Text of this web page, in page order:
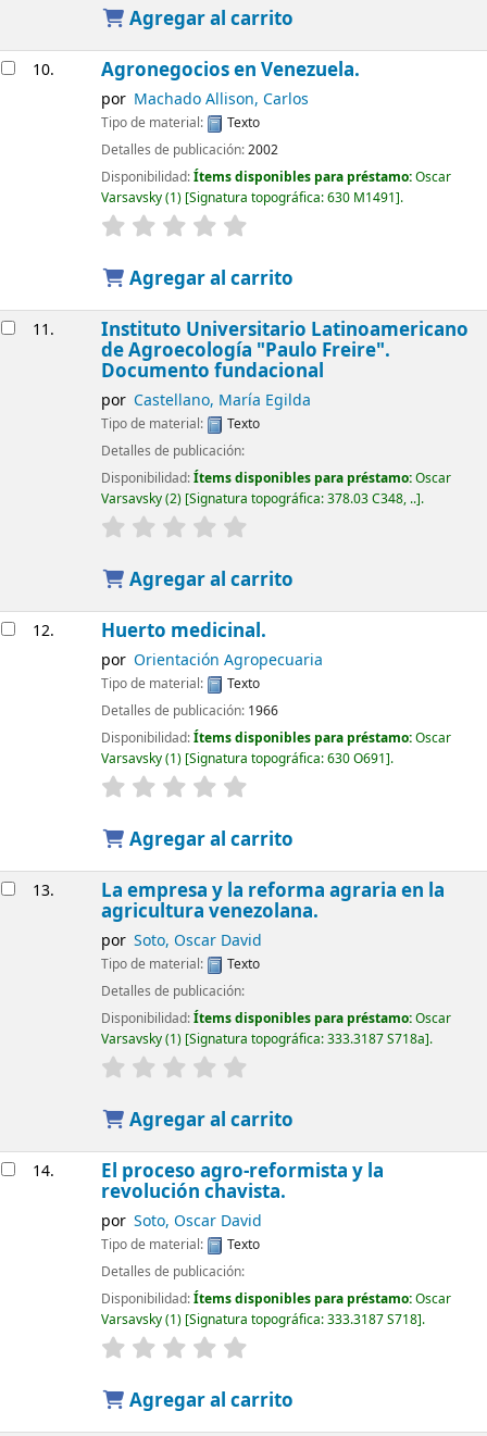
Agregar al carrito
10. Agronegocios en Venezuela.
por Machado Allison, Carlos
Tipo de material:
Texto
Detalles de publicación:2002
Disponibilidad:Ítems disponibles para préstamo:Oscar
Varsavsky(1) Signatura topográfica:630 M1491 .
Agregar al carrito
11. Instituto Universitario Latinoamericano
de Agroecología "Paulo Freire".
Documento fundacional
por Castellano, María Egilda
Tipo de material:
Texto
Detalles de publicación:
Disponibilidad:Ítems disponibles para préstamo:Oscar
Varsavsky(2) Signatura topográfica:378.03 C348, .. .
Agregar al carrito
12. Huerto medicinal.
por Orientación Agropecuaria
Tipo de material:
Texto
Detalles de publicación: 1966
Disponibilidad:Ítems disponibles para préstamo:Oscar
Varsavsky(1) Signatura topográfica:630 O691 .
Agregar al carrito
13. La empresa y la reforma agraria en la
agricultura venezolana.
por Soto, Oscar David
Tipo de material:
Texto
Detalles de publicación:
Disponibilidad:Ítems disponibles para préstamo:Oscar
Varsavsky(1) Signatura topográfica:333.3187 S718a .
Agregar al carrito
14. El proceso agro-reformista y la
revolución chavista.
por Soto, Oscar David
Tipo de material:
Texto
Detalles de publicación:
Disponibilidad:Ítems disponibles para préstamo:Oscar
Varsavsky(1) Signatura topográfica:333.3187 S718 .
Agregar al carrito